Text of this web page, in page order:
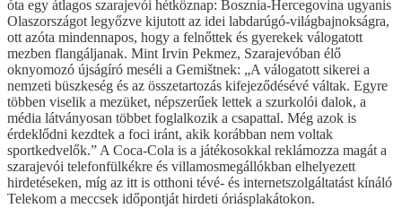
óta egy átlagos szarajevói hétköznap: Bosznia-Hercegovina ugyanis
Olaszországot legyőzve kijutott az idei labdarúgó-világbajnokságra,
ott azóta mindennapos, hogy a felnőttek és gyerekek válogatott
mezben flangáljanak. Mint Irvin Pekmez, Szarajevóban élő
oknyomozó újságíró meséli a Gemištnek: „A válogatott sikerei a
nemzeti büszkeség és az összetartozás kifejeződésévé váltak. Egyre
többen viselik a mezüket, népszerűek lettek a szurkolói dalok, a
média látványosan többet foglalkozik a csapattal. Még azok is
érdeklődni kezdtek a foci iránt, akik korábban nem voltak
sportkedvelők.” A Coca-Cola is a játékosokkal reklámozza magát a
szarajevói telefonfülkékre és villamosmegállókban elhelyezett
hirdetéseken, míg az itt is otthoni tévé- és internetszolgáltatást kínáló
Telekom a meccsek időpontját hirdeti óriásplakátokon.